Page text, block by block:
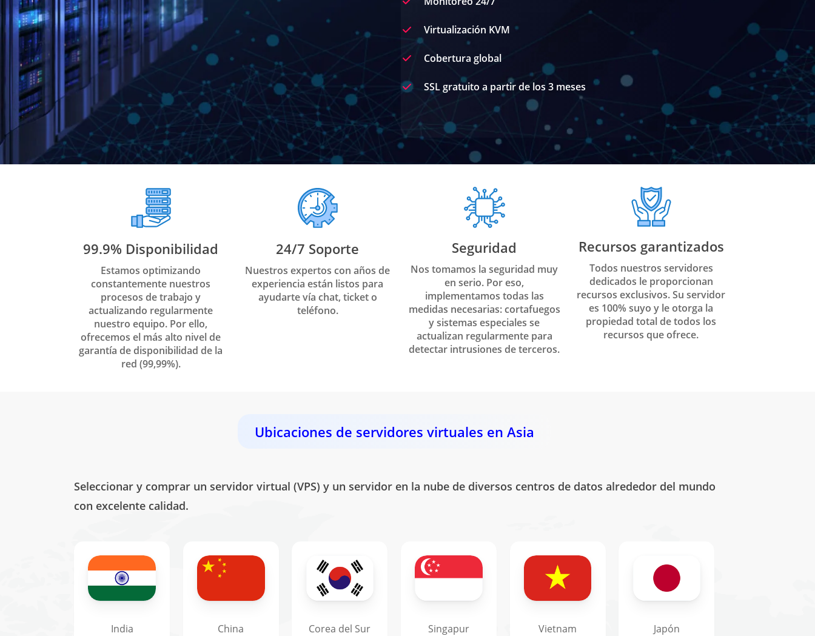
Virtualización KVM
Cobertura global
SSL gratuito a partir de los 3 meses
99.9% Disponibilidad
Estamos optimizando
constantemente nuestros
procesos de trabajo y
actualizando regularmente
nuestro equipo. Por ello,
ofrecemos el más alto nivel de
garantía de disponibilidad de la
red (99,99%).
24/7 Soporte
Nuestros expertos con años de
experiencia están listos para
ayudarte vía chat, ticket o
teléfono.
Seguridad
Nos tomamos la seguridad muy
en serio. Por eso,
implementamos todas las
medidas necesarias: cortafuegos
y sistemas especiales se
actualizan regularmente para
detectar intrusiones de terceros.
Recursos garantizados
Todos nuestros servidores
dedicados le proporcionan
recursos exclusivos. Su servidor
es 100% suyo y le otorga la
propiedad total de todos los
recursos que ofrece.
Ubicaciones de servidores virtuales en Asia
Seleccionar y comprar un servidor virtual (VPS) y un servidor en la nube de diversos centros de datos alrededor del mundo
con excelente calidad.
India China Corea del Sur Singapur Vietnam Japón